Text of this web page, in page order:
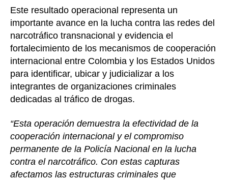
Este resultado operacional representa un
importante avance en la lucha contra las redes del
narcotráfico transnacional y evidencia el
fortalecimiento de los mecanismos de cooperación
internacional entre Colombia y los Estados Unidos
para identificar, ubicar y judicializar a los
integrantes de organizaciones criminales
dedicadas al tráfico de drogas.
“Esta operación demuestra la efectividad de la
cooperación internacional y el compromiso
permanente de la Policía Nacional en la lucha
contra el narcotráfico. Con estas capturas
afectamos las estructuras criminales que